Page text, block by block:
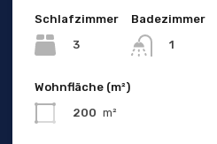
Schlafzimmer
3
Badezimmer
1
Wohnfläche (m²)
200 m²